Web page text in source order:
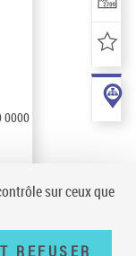
0000
sur ceux que
REFUSER